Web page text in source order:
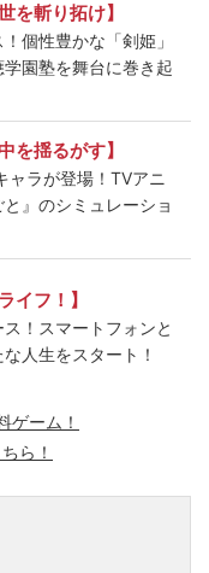
を斬り拓け】
個性豊かな「剣姫」
園塾を舞台に巻き起
を揺るがす】
ャラが登場！TVアニ
』のシミュレーショ
イフ！】
！スマートフォンと
人生をスタート！
ゲーム！
ら！